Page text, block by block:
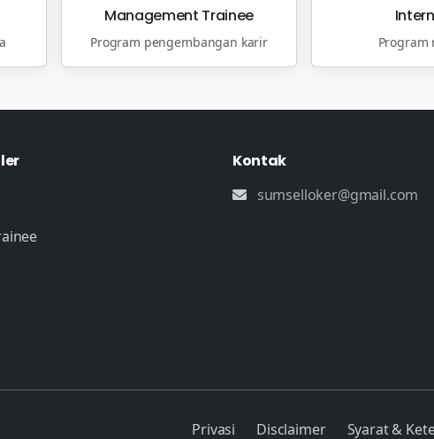
Management Trainee
Program pengembangan karir Program
Kontak
sumselloker@gmail.com
Privasi Disclaimer Syarat &